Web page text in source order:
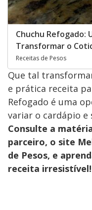
Chuchu Refogado:
Transformar o
Receitas de Pesos
Que tal
e prática receita
Refogado é uma
variar o cardápio e
Consulte a
parceiro, o site
de Pesos, e
receita irresistível!